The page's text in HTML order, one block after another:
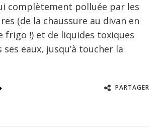
complètement polluée par les
(de la chaussure au divan en
frigo !) et de liquides toxiques
ses eaux, jusqu’à toucher la
PARTAGER